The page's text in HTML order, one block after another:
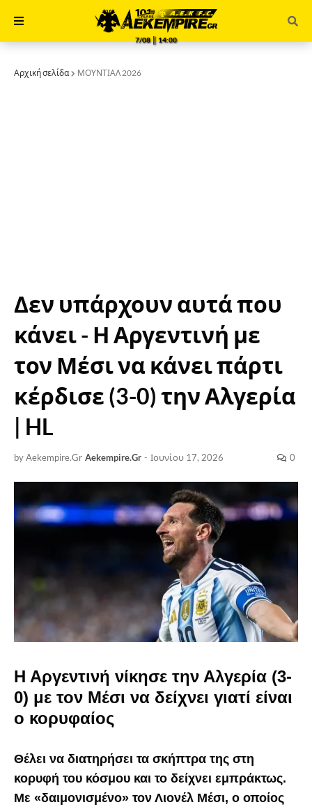
7/08 ║ 14:00
Αρχική σελίδα ΜΟΥΝΤΙΑΛ 2026
Δεν υπάρχουν αυτά που
κάνει - Η Αργεντινή με
τον Μέσι να κάνει πάρτι
κέρδισε (3-0) την Αλγερία
| HL
by Aekempire.Gr Aekempire.Gr - Ιουνίου 17, 2026 0
Η Αργεντινή νίκησε την Αλγερία (3-
0) με τον Μέσι να δείχνει γιατί είναι
ο κορυφαίος
Θέλει να διατηρήσει τα σκήπτρα της στη
κορυφή του κόσμου και το δείχνει εμπράκτως.
Με «δαιμονισμένο» τον Λιονέλ Μέσι, ο οποίος